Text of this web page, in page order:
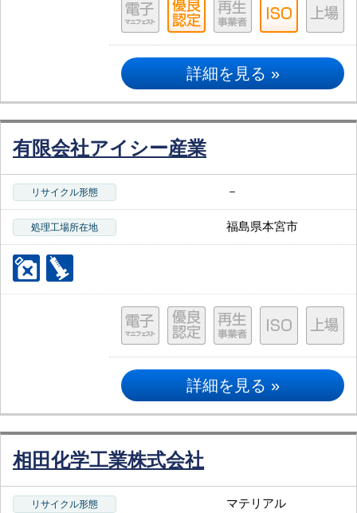
詳細を見る »
有限会社アイシー産業
リサイクル形態 －
処理工場所在地 福島県本宮市
詳細を見る »
相田化学工業株式会社
リサイクル形態 マテリアル